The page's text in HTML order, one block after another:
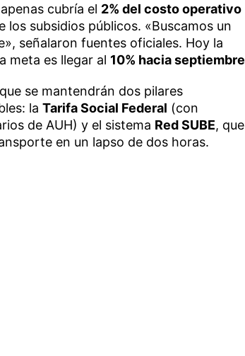
cubría el 2% del costo operativo
subsidios públicos. «Buscamos un
señalaron fuentes oficiales. Hoy la
meta es llegar al 10% hacia septiembre
se mantendrán dos pilares
la Tarifa Social Federal (con
de AUH) y el sistema Red SUBE, que
en un lapso de dos horas.